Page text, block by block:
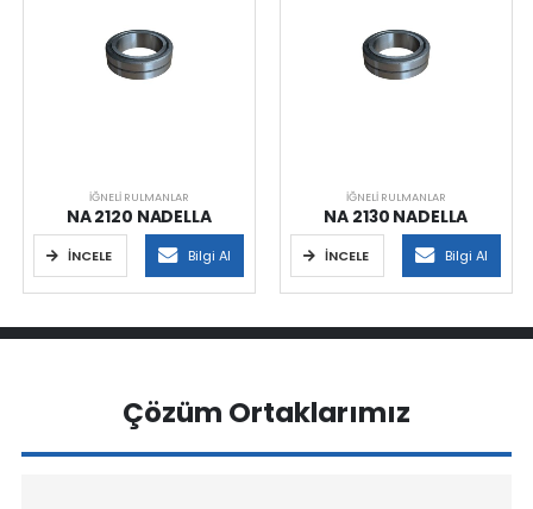
İĞNELI RULMANLAR
NA 2120 NADELLA
İNCELE Bilgi Al
İĞNELI RULMANLAR
NA 2130 NADELLA
İNCELE Bilgi Al
Çözüm Ortaklarımız